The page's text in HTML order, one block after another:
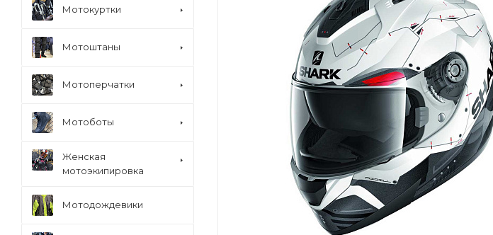
Мотокуртки
Мотоштаны
Мотоперчатки
Мотоботы
Женская
мотоэкипировка
Мотодождевики